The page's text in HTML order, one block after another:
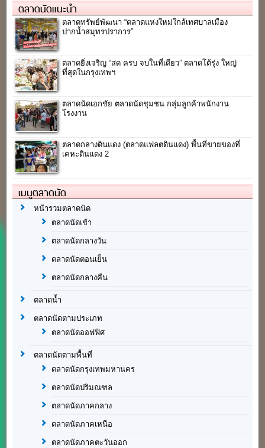
ตลาดนัดแนะนำ
ตลาดทรัพย์พัฒนา “ตลาดแห่งใหม่ใกล้เทศบาลเมือง
ปากน้ำสมุทรปราการ”
ตลาดยิ่งเจริญ “สด ครบ จบในที่เดียว” ตลาดโต้รุ่ง ใหญ่
ที่สุดในกรุงเทพฯ
ตลาดนัดเอกชัย ตลาดนัดชุมชน กลุ่มลูกค้าพนักงาน
โรงงาน
ตลาดกลางดินแดง (ตลาดแฟลตดินแดง) พื้นที่ขายของที่
เคหะดินแดง 2
เมนูตลาดนัด
หน้ารวมตลาดนัด
ตลาดนัดเช้า
ตลาดนัดกลางวัน
ตลาดนัดตอนเย็น
ตลาดนัดกลางคืน
ตลาดน้ำ
ตลาดนัดตามประเภท
ตลาดนัดออฟฟิศ
ตลาดนัดตามพื้นที่
ตลาดนัดกรุงเทพมหานคร
ตลาดนัดปริมณฑล
ตลาดนัดภาคกลาง
ตลาดนัดภาคเหนือ
ตลาดนัดภาคตะวันออก